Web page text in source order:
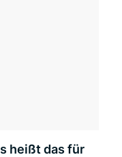
heißt das für